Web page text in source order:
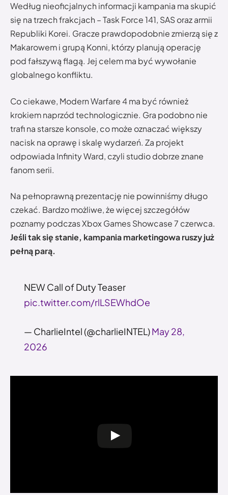
Według nieoficjalnych informacji kampania ma skupić
się na trzech frakcjach – Task Force 141, SAS oraz armii
Republiki Korei. Gracze prawdopodobnie zmierzą się z
Makarowem i grupą Konni, którzy planują operację
pod fałszywą flagą. Jej celem ma być wywołanie
globalnego konfliktu.
Co ciekawe, Modern Warfare 4 ma być również
krokiem naprzód technologicznie. Gra podobno nie
trafi na starsze konsole, co może oznaczać większy
nacisk na oprawę i skalę wydarzeń. Za projekt
odpowiada Infinity Ward, czyli studio dobrze znane
fanom serii.
Na pełnoprawną prezentację nie powinniśmy długo
czekać. Bardzo możliwe, że więcej szczegółów
poznamy podczas Xbox Games Showcase 7 czerwca.
Jeśli tak się stanie, kampania marketingowa ruszy już
pełną parą.
NEW Call of Duty Teaser
pic.twitter.com/rlLSEWhdOe
— CharlieIntel (@charlieINTEL)May 28,
2026